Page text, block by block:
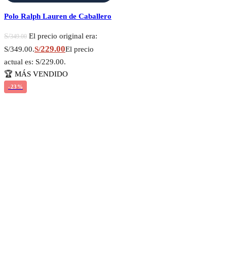
Polo Ralph Lauren de Caballero
S/349.00 El precio original era:
S/349.00.S/229.00El precio
actual es: S/229.00.
🏆 MÁS VENDIDO
-23%